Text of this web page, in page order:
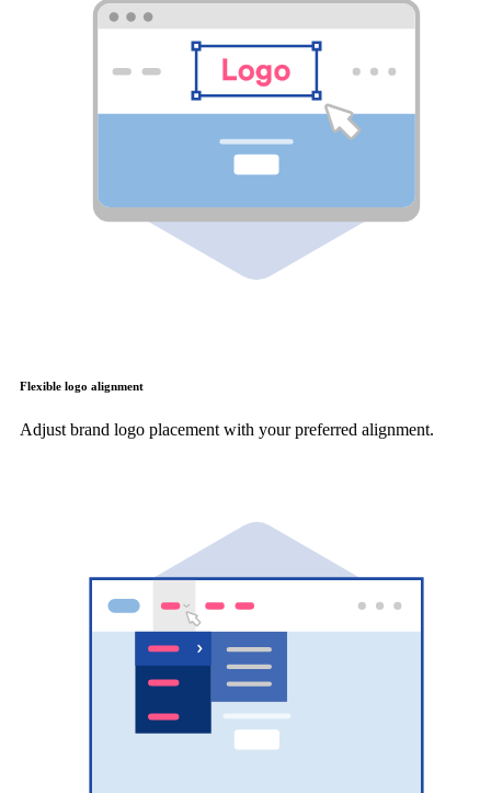
Flexible logo alignment
Adjust brand logo placement with your preferred alignment.